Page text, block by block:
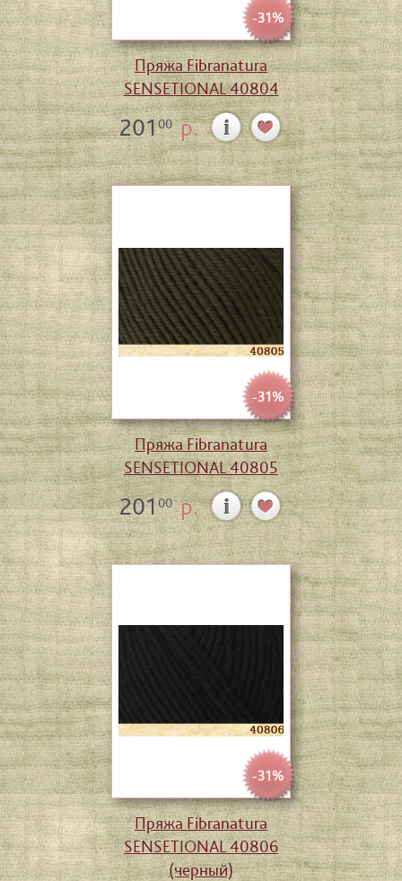
-31%
Пряжа Fibranatura
SENSETIONAL 40804
20100р.
-31%
Пряжа Fibranatura
SENSETIONAL 40805
20100р.
-31%
Пряжа Fibranatura
SENSETIONAL 40806
(черный)